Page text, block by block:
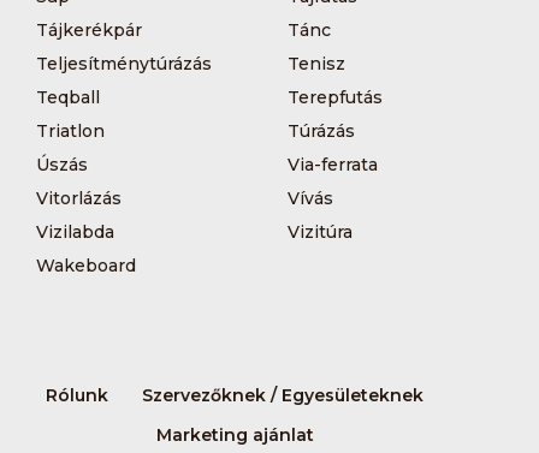
Tájkerékpár
Tánc
Teljesítménytúrázás
Tenisz
Teqball
Terepfutás
Triatlon
Túrázás
Úszás
Via-ferrata
Vitorlázás
Vívás
Vizilabda
Vizitúra
Wakeboard
Rólunk
Szervezőknek / Egyesületeknek
Marketing ajánlat